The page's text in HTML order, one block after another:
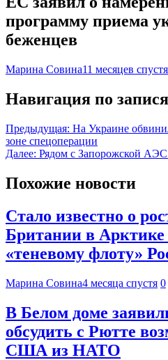
программу приема
беженцев
Марина Совина11 месяцев спустя
Навигация по
Предыдущая: На Украине
зоне спецоперации
Далее: Рядом с Запорожской
Похожие новости
Стало известно о
Британии в Арктике
«теневому флоту»
Марина Совина4 месяца спустя 0
В Белом доме
обсудить с Рютте
США из НАТО